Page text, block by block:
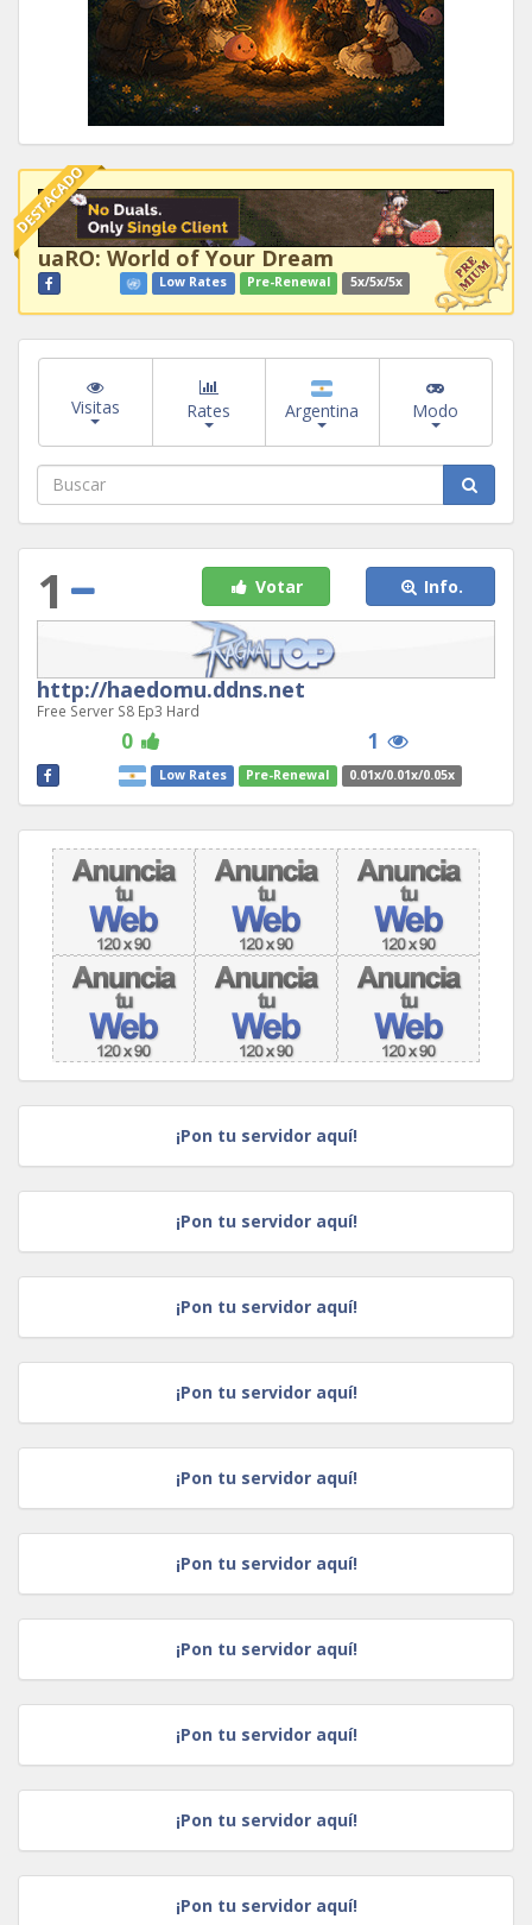
DESTACADO
uaRO: World of Your Dream
Low Rates Pre-Renewal 5x/5x/5x
Visitas Rates Argentina Modo
1 Votar Info.
http://haedomu.ddns.net
Free Server S8 Ep3 Hard
0 1
Low Rates Pre-Renewal 0.01x/0.01x/0.05x
¡Pon tu servidor aquí!
¡Pon tu servidor aquí!
¡Pon tu servidor aquí!
¡Pon tu servidor aquí!
¡Pon tu servidor aquí!
¡Pon tu servidor aquí!
¡Pon tu servidor aquí!
¡Pon tu servidor aquí!
¡Pon tu servidor aquí!
¡Pon tu servidor aquí!